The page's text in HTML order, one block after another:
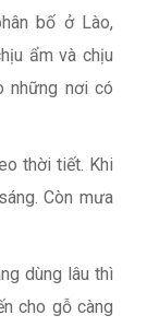
bố ở Lào,
ẩm và chịu
những nơi có
thời tiết. Khi
Còn mưa
dùng lâu thì
cho gỗ càng